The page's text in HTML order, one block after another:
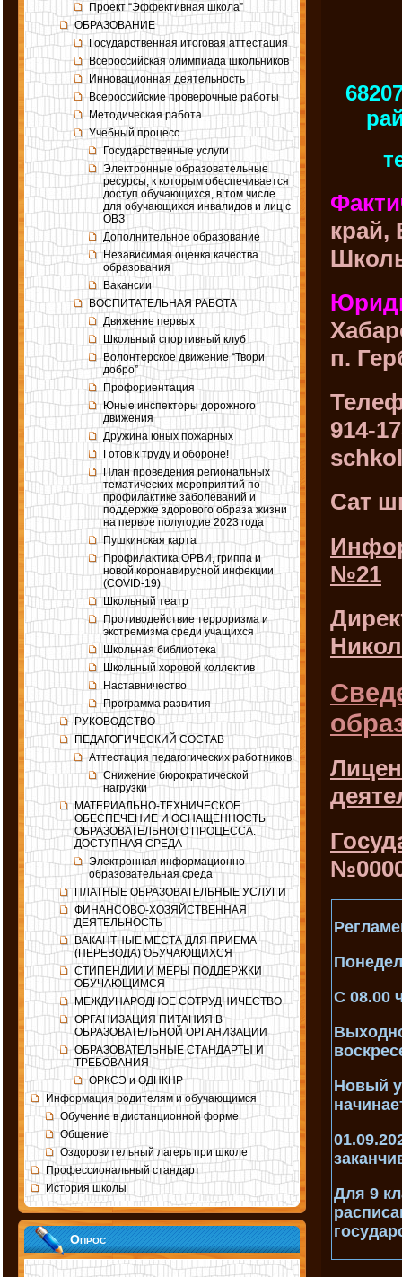
Проект “Эффективная школа”
ОБРАЗОВАНИЕ
Государственная итоговая аттестация
Всероссийская олимпиада школьников
Инновационная деятельность
Всероссийские проверочные работы
Методическая работа
Учебный процесс
Государственные услуги
Электронные образовательные
ресурсы, к которым обеспечивается
доступ обучающихся, в том числе
для обучающихся инвалидов и лиц с
ОВЗ
Дополнительное образование
Независимая оценка качества
образования
Вакансии
ВОСПИТАТЕЛЬНАЯ РАБОТА
Движение первых
Школьный спортивный клуб
Волонтерское движение “Твори
добро”
Профориентация
Юные инспекторы дорожного
движения
Дружина юных пожарных
Готов к труду и обороне!
План проведения региональных
тематических мероприятий по
профилактике заболеваний и
поддержке здорового образа жизни
на первое полугодие 2023 года
Пушкинская карта
Профилактика ОРВИ, гриппа и
новой коронавирусной инфекции
(COVID-19)
Школьный театр
Противодействие терроризма и
экстремизма среди учащихся
Школьная библиотека
Школьный хоровой коллектив
Наставничество
Программа развития
РУКОВОДСТВО
ПЕДАГОГИЧЕСКИЙ СОСТАВ
Аттестация педагогических работников
Снижение бюрократической
нагрузки
МАТЕРИАЛЬНО-ТЕХНИЧЕСКОЕ
ОБЕСПЕЧЕНИЕ И ОСНАЩЕННОСТЬ
ОБРАЗОВАТЕЛЬНОГО ПРОЦЕССА.
ДОСТУПНАЯ СРЕДА
Электронная информационно-
образовательная среда
ПЛАТНЫЕ ОБРАЗОВАТЕЛЬНЫЕ УСЛУГИ
ФИНАНСОВО-ХОЗЯЙСТВЕННАЯ
ДЕЯТЕЛЬНОСТЬ
ВАКАНТНЫЕ МЕСТА ДЛЯ ПРИЕМА
(ПЕРЕВОДА) ОБУЧАЮЩИХСЯ
СТИПЕНДИИ И МЕРЫ ПОДДЕРЖКИ
ОБУЧАЮЩИМСЯ
МЕЖДУНАРОДНОЕ СОТРУДНИЧЕСТВО
ОРГАНИЗАЦИЯ ПИТАНИЯ В
ОБРАЗОВАТЕЛЬНОЙ ОРГАНИЗАЦИИ
ОБРАЗОВАТЕЛЬНЫЕ СТАНДАРТЫ И
ТРЕБОВАНИЯ
ОРКСЭ и ОДНКНР
Информация родителям и обучающимся
Обучение в дистанционной форме
Общение
Оздоровительный лагерь при школе
Профессиональный стандарт
История школы
Опрос
край,
п.
914-
Сат
№21
С 08.00
Новый
Для 9